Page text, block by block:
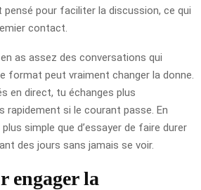
pensé pour faciliter la discussion, ce qui
contact.
as assez des conversations qui
format peut vraiment changer la donne.
en direct, tu échanges plus
rapidement si le courant passe. En
simple que d’essayer de faire durer
des jours sans jamais se voir.
engager la